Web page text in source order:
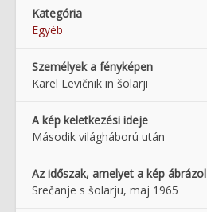
Kategória
Egyéb
Személyek a fényképen
Karel Levičnik in šolarji
A kép keletkezési ideje
Második világháború után
Az időszak, amelyet a kép ábrázol
Srečanje s šolarju, maj 1965